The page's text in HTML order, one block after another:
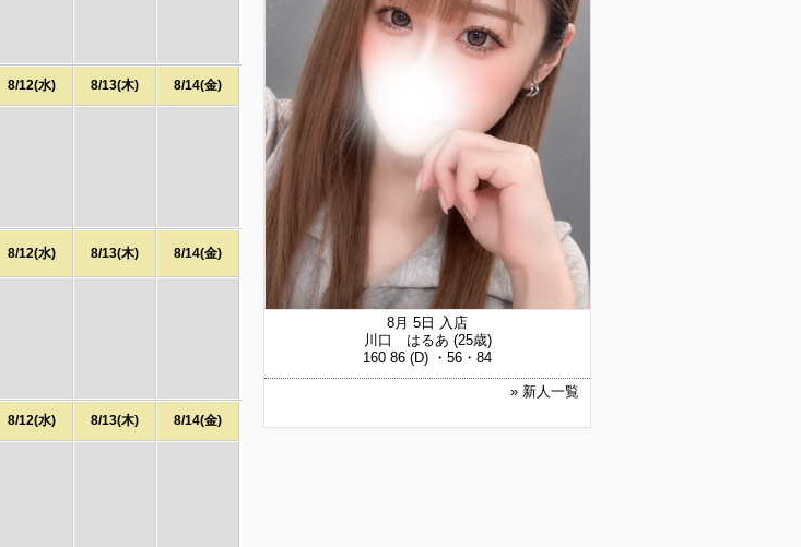
8/12(水) 8/13(木) 8/14(金)
8/12(水) 8/13(木) 8/14(金)
8/12(水) 8/13(木) 8/14(金)
8月 5日 入店
川口 はるあ (25歳)
160 86 (D) ・56・84
» 新人一覧